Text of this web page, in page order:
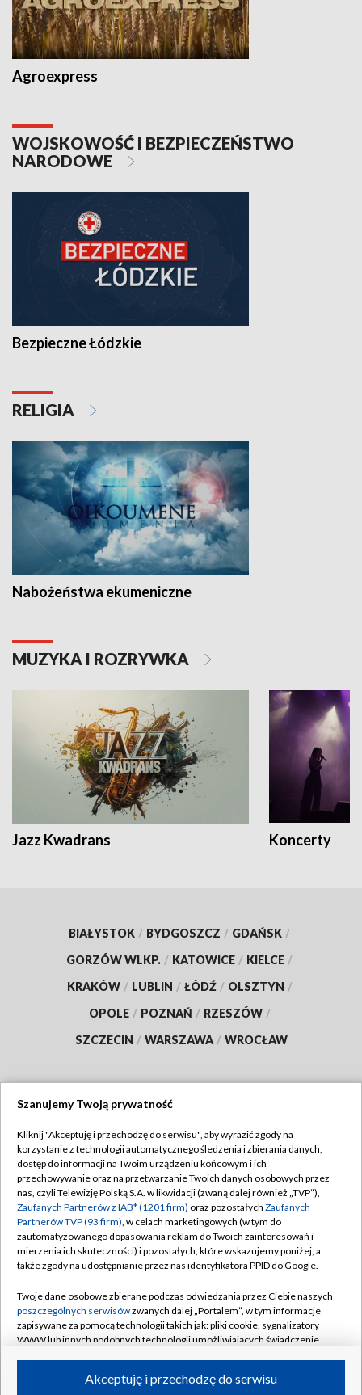
Agroexpress
WOJSKOWOŚĆ I BEZPIECZEŃSTWO
NARODOWE
Bezpieczne Łódzkie
RELIGIA
Nabożeństwa ekumeniczne
MUZYKA I ROZRYWKA
Jazz Kwadrans Koncerty
BIAŁYSTOK / BYDGOSZCZ / GDAŃSK /
GORZÓW WLKP. / KATOWICE / KIELCE /
KRAKÓW / LUBLIN / ŁÓDŹ / OLSZTYN /
OPOLE / POZNAŃ / RZESZÓW /
SZCZECIN / WARSZAWA / WROCŁAW
TVP
Abonament TVP
Emisja w TVP
Centrum informacji TVP
Naziemna Telewizja Cyfrowa
Rada Programowa
System NOS
Informacje o nadawcy
Program dla prasy
Regulamin TVP
Polityka prywatności
Moje zgody
Pomoc
Kontakt
Kanały
Szanujemy Twoją prywatność
Kliknij "Akceptuję i przechodzę do serwisu", aby wyrazić zgody na
korzystanie z technologii automatycznego śledzenia i zbierania danych,
dostęp do informacji na Twoim urządzeniu końcowym i ich
przechowywanie oraz na przetwarzanie Twoich danych osobowych przez
nas, czyli Telewizję Polską S.A. w likwidacji (zwaną dalej również „TVP”),
Zaufanych Partnerów z IAB* (1201 firm) oraz pozostałych Zaufanych
Partnerów TVP (93 firm), w celach marketingowych (w tym do
zautomatyzowanego dopasowania reklam do Twoich zainteresowań i
mierzenia ich skuteczności) i pozostałych, które wskazujemy poniżej, a
także zgody na udostępnianie przez nas identyfikatora PPID do Google.
Twoje dane osobowe zbierane podczas odwiedzania przez Ciebie naszych
poszczególnych serwisówzwanych dalej „Portalem”, w tym informacje
zapisywane za pomocą technologii takich jak: pliki cookie, sygnalizatory
WWW lub innych podobnych technologii umożliwiających świadczenie
ruchu w Internecie.Akceptuję i przechodzę do serwisu